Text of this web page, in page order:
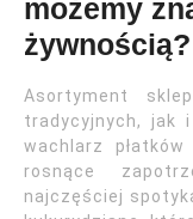
możemy
żywnością?
Asortyment
tradycyjnych, jak
wachlarz
rosnące
najczęściej